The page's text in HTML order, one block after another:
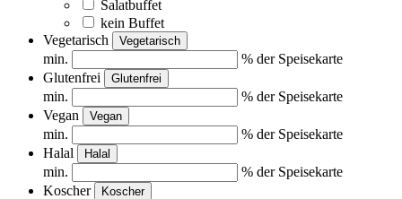
Salatbuffet
kein Buffet
Vegetarisch
Vegetarisch
min.
% der Speisekarte
Glutenfrei
Glutenfrei
min.
% der Speisekarte
Vegan
Vegan
min.
% der Speisekarte
Halal
Halal
min.
% der Speisekarte
Koscher
Koscher